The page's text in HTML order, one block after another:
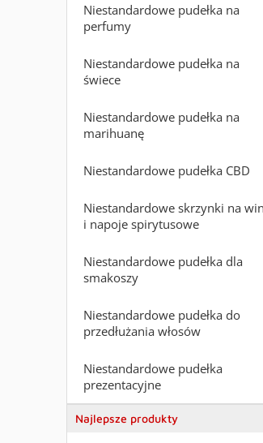
Niestandardowe pudełka na
perfumy
Niestandardowe pudełka na
świece
Niestandardowe pudełka na
marihuanę
Niestandardowe pudełka CBD
Niestandardowe skrzynki na
i napoje spirytusowe
Niestandardowe pudełka dla
smakoszy
Niestandardowe pudełka do
przedłużania włosów
Niestandardowe pudełka
prezentacyjne
Najlepsze produkty